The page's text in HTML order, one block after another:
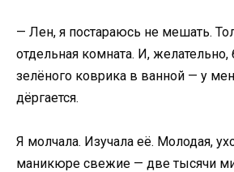
— Лен, я постараюсь не мешать.
отдельная комната. И, желательно,
зелёного коврика в ванной — у
дёргается.
Я молчала. Изучала её. Молодая,
маникюре свежие — две тысячи